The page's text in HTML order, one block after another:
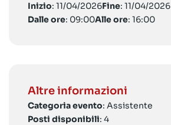
Inizio: 11/04/2026Fine: 11/04/2026
Dalle ore: 09:00Alle ore: 16:00
Altre informazioni
Categoria evento: Assistente
Posti disponibili: 4